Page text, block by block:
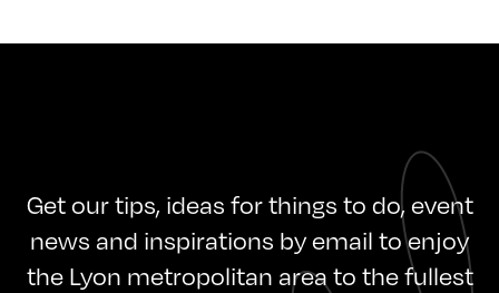
Get our tips, ideas for things to do, event
news and inspirations by email to enjoy
the Lyon metropolitan area to the fullest